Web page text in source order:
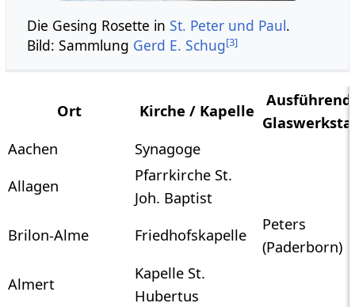
Die Gesing Rosette in St. Peter und Paul.
Bild: Sammlung Gerd E. Schug[3]
Ort Kirche / Kapelle
Aachen
Synagoge
Allagen
Pfarrkirche St.
Joh. Baptist
Brilon-Alme
Friedhofskapelle
Peters
(Paderborn)
Almert
Kapelle St.
Hubertus